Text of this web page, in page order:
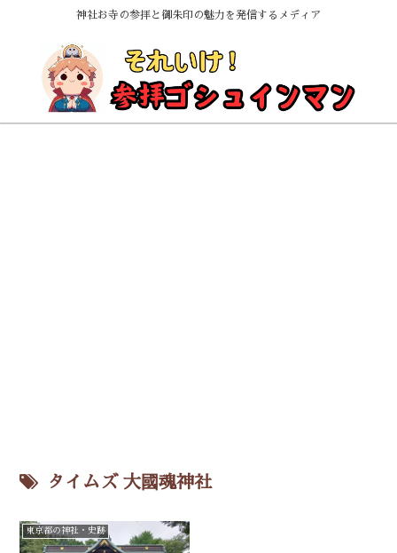
神社お寺の参拝と御朱印の魅力を発信するメディア
タイムズ 大國魂神社
東京都の神社・史跡